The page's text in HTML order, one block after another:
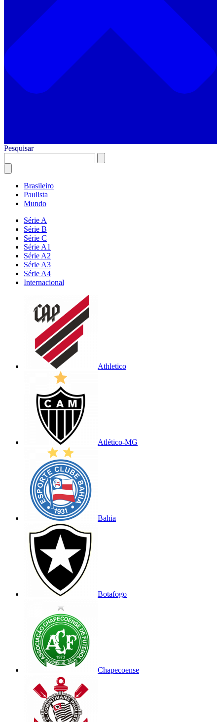
Pesquisar
Brasileiro
Paulista
Mundo
Série A
Série B
Série C
Série A1
Série A2
Série A3
Série A4
Internacional
Athletico
Atlético-MG
Bahia
Botafogo
Chapecoense